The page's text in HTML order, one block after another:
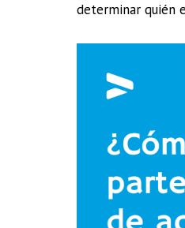
determinar quién